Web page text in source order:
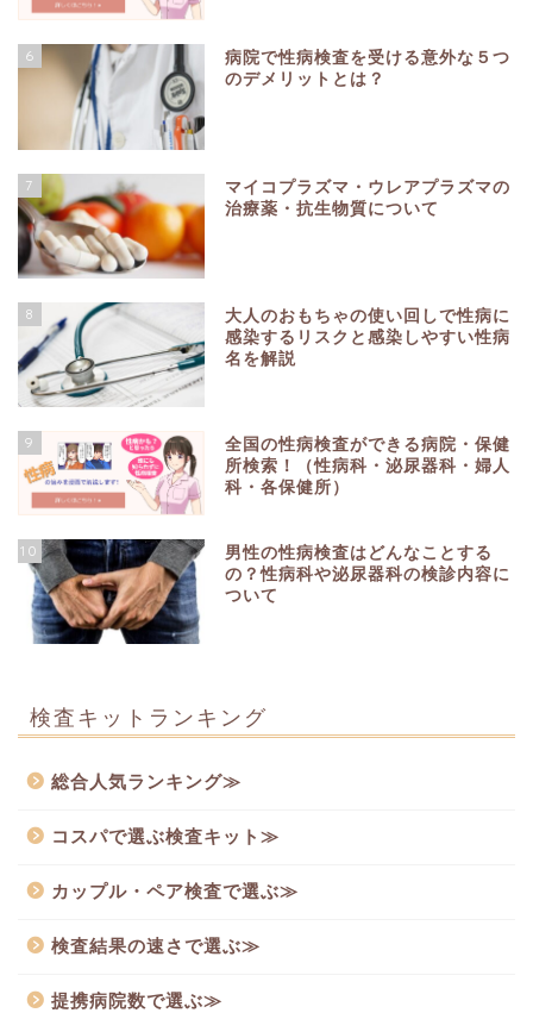
6
病院で性病検査を受ける意外な５つ
のデメリットとは？
7
マイコプラズマ・ウレアプラズマの
治療薬・抗生物質について
8
大人のおもちゃの使い回しで性病に
感染するリスクと感染しやすい性病
名を解説
9
全国の性病検査ができる病院・保健
所検索！（性病科・泌尿器科・婦人
科・各保健所）
10
男性の性病検査はどんなことする
の？性病科や泌尿器科の検診内容に
ついて
検査キットランキング
総合人気ランキング≫
コスパで選ぶ検査キット≫
カップル・ペア検査で選ぶ≫
検査結果の速さで選ぶ≫
提携病院数で選ぶ≫